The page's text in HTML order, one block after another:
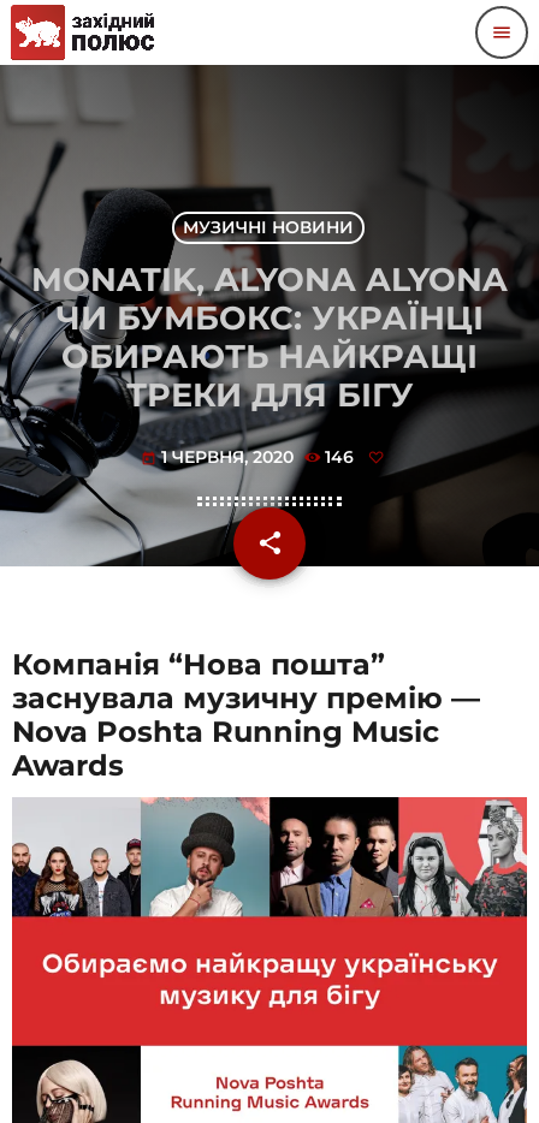
menu
МУЗИЧНІ НОВИНИ
MONATIK, ALYONA ALYONA
ЧИ БУМБОКС: УКРАЇНЦІ
ОБИРАЮТЬ НАЙКРАЩІ
ТРЕКИ ДЛЯ БІГУ
today 1 ЧЕРВНЯ, 2020 146
share
email
Компанія “Нова пошта”
заснувала музичну премію —
Nova Poshta Running Music
Awards